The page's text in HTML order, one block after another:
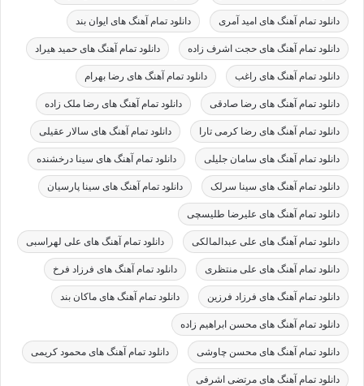
دانلود تمام آهنگ های امید آمری دانلود تمام آهنگ های ایوان بند
دانلود تمام آهنگ های حجت اشرف زاده دانلود تمام آهنگ های حمید هیراد
دانلود تمام آهنگ های راغب دانلود تمام آهنگ های رضا بهرام
دانلود تمام آهنگ های رضا صادقی دانلود تمام آهنگ های رضا ملک زاده
دانلود تمام آهنگ های رضا کرمی تارا دانلود تمام آهنگ های سالار عقیلی
دانلود تمام آهنگ های سامان جلیلی دانلود تمام آهنگ های سینا درخشنده
دانلود تمام آهنگ های سینا سرلک دانلود تمام آهنگ های سینا پارسیان
دانلود تمام آهنگ های علیرضا طلیسچی
دانلود تمام آهنگ های علی عبدالمالکی دانلود تمام آهنگ های علی لهراسبی
دانلود تمام آهنگ های علی منتظری دانلود تمام آهنگ های فرزاد فرخ
دانلود تمام آهنگ های فرزاد فرزین دانلود تمام آهنگ های ماکان بند
دانلود تمام آهنگ های محسن ابراهیم زاده
دانلود تمام آهنگ های محسن چاوشی دانلود تمام آهنگ های محمود کریمی
دانلود تمام آهنگ های مرتضی اشرفی